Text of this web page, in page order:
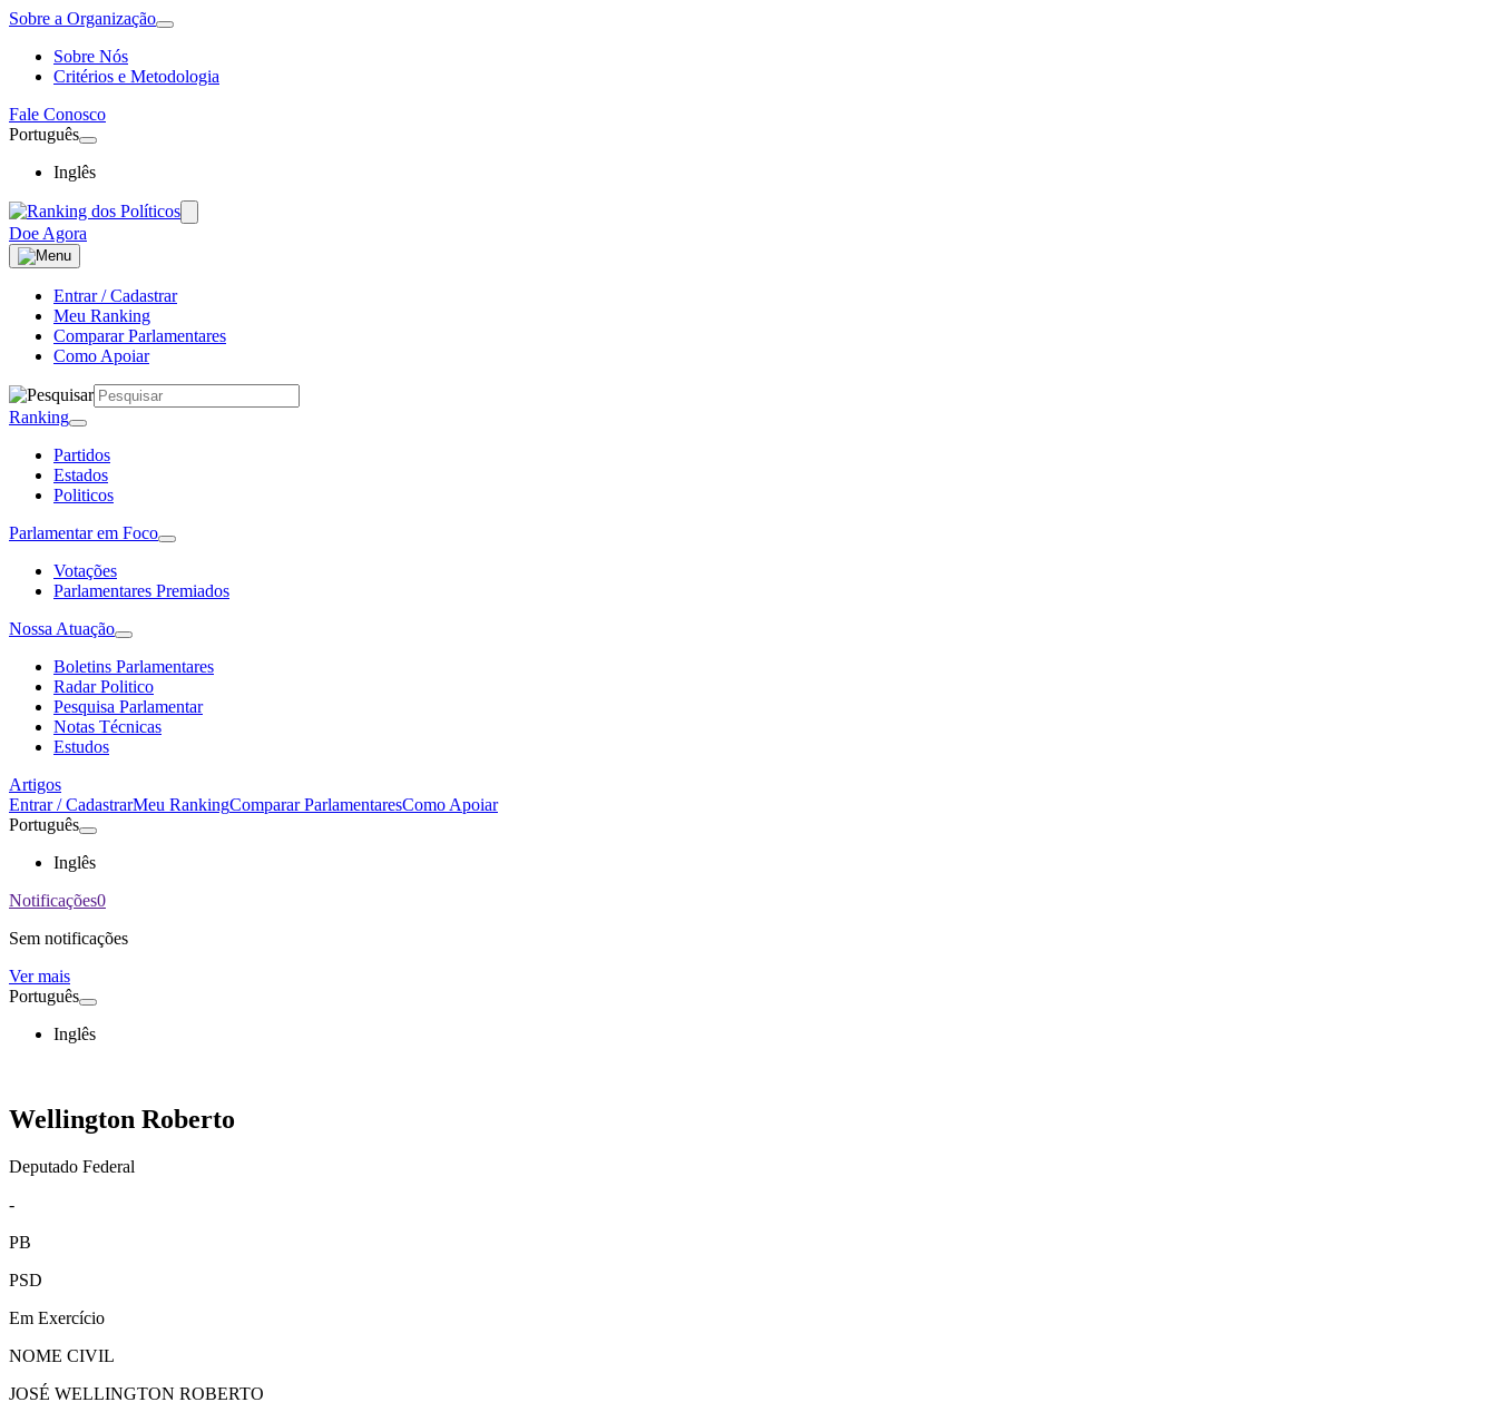
Sobre a Organização
Sobre Nós
Critérios e Metodologia
Fale Conosco
Português
Inglês
Doe Agora
Entrar / Cadastrar
Meu Ranking
Comparar Parlamentares
Como Apoiar
Ranking
Partidos
Estados
Politicos
Parlamentar em Foco
Votações
Parlamentares Premiados
Nossa Atuação
Boletins Parlamentares
Radar Politico
Pesquisa Parlamentar
Notas Técnicas
Estudos
Artigos
Entrar / CadastrarMeu RankingComparar ParlamentaresComo Apoiar
Português
Inglês
Notificações0
Sem notificações
Ver mais
Português
Inglês
Wellington Roberto
Deputado Federal
-
PB
PSD
Em Exercício
NOME CIVIL
JOSÉ WELLINGTON ROBERTO